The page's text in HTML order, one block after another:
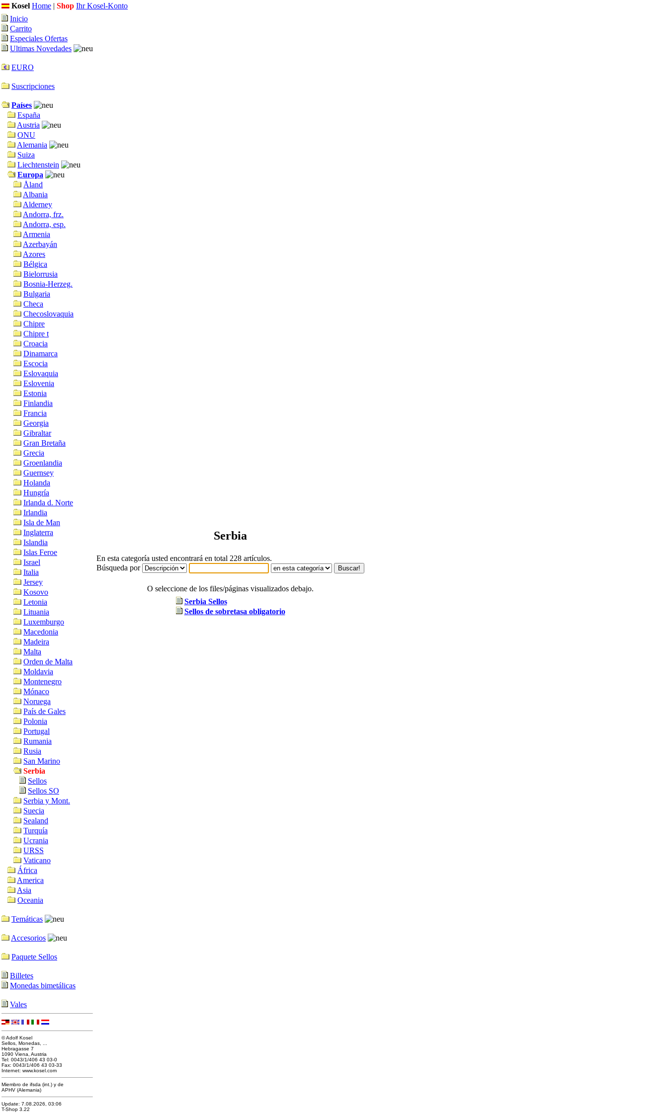
Kosel Home | Shop Ihr Kosel-Konto
Inicio
Carrito
Especiales Ofertas
Ultimas Novedades
EURO
Suscripciones
Países
España
Austria
ONU
Alemania
Suiza
Liechtenstein
Europa
Åland
Albania
Alderney
Andorra, frz.
Andorra, esp.
Armenia
Azerbayán
Azores
Bélgica
Bielorrusia
Bosnia-Herzeg.
Bulgaria
Checa
Checoslovaquia
Chipre
Chipre t
Croacia
Dinamarca
Escocia
Eslovaquia
Eslovenia
Estonia
Finlandia
Francia
Georgia
Gibraltar
Gran Bretaña
Grecia
Groenlandia
Guernsey
Holanda
Hungría
Irlanda d. Norte
Irlandia
Isla de Man
Inglaterra
Islandia
Islas Feroe
Israel
Italia
Jersey
Kosovo
Letonia
Lituania
Luxemburgo
Macedonia
Madeira
Malta
Orden de Malta
Moldavia
Montenegro
Mónaco
Noruega
País de Gales
Polonia
Portugal
Rumania
Rusia
San Marino
Serbia
Sellos
Sellos SO
Serbia y Mont.
Suecia
Sealand
Turquía
Ucrania
URSS
Vaticano
África
America
Asia
Oceania
Temáticas
Accesorios
Paquete Sellos
Billetes
Monedas bimetálicas
Vales
© Adolf Kosel
Sellos, Monedas, ...
Hebragasse 7
1090 Viena, Austria
Tel: 0043/1/406 43 03-0
Fax: 0043/1/406 43 03-33
Internet: www.kosel.com
Miembro de ifsda (int.) y de
APHV (Alemania)
Update: 7.08.2026, 03:06
T-Shop 3.22
Serbia
En esta categoría usted encontrará en total 228 artículos.
Búsqueda por
O seleccione de los files/páginas visualizados debajo.
Serbia Sellos
Sellos de sobretasa obligatorio